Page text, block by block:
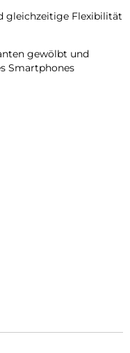
gleichzeitige Flexibilität
gewölbt und
Smartphones
in den